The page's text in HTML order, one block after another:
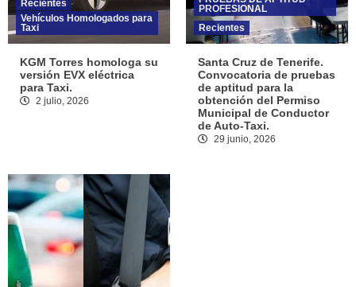
Recientes
Vehículos Homologados para
Taxi
KGM Torres homologa su
versión EVX eléctrica
para Taxi.
2 julio, 2026
PROFESIONAL
Recientes
Santa Cruz de Tenerife.
Convocatoria de pruebas
de aptitud para la
obtención del Permiso
Municipal de Conductor
de Auto-Taxi.
29 junio, 2026